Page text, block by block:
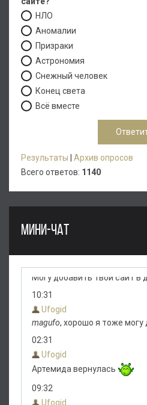
НЛО
Аномалии
Призраки
Астрономия
Снежный человек
Конец света
Всё вместе
Результаты
Архив опросов
Всего ответов: 1140
МИНИ-ЧАТ